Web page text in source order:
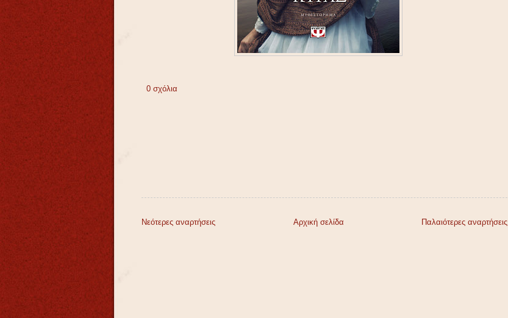
0 σχόλια
Νεότερες αναρτήσεις Παλαιότερες αναρτήσεις
Αρχική σελίδα